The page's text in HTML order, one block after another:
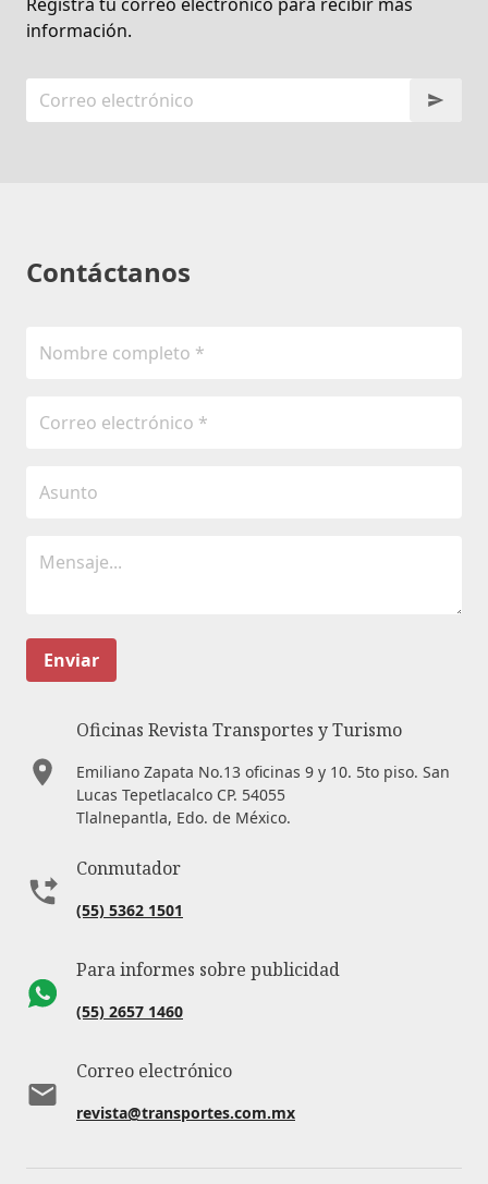
información.
Contáctanos
Enviar
Oficinas Revista Transportes y Turismo
Emiliano Zapata No.13 oficinas 9 y 10. 5to piso. San
Lucas Tepetlacalco CP. 54055
Tlalnepantla, Edo. de México.
Conmutador
(55) 5362 1501
Para informes sobre publicidad
(55) 2657 1460
Correo electrónico
revista@transportes.com.mx